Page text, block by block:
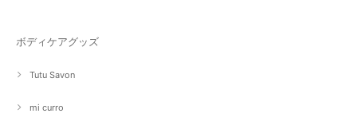
ボディケアグッズ
Tutu Savon
mi curro